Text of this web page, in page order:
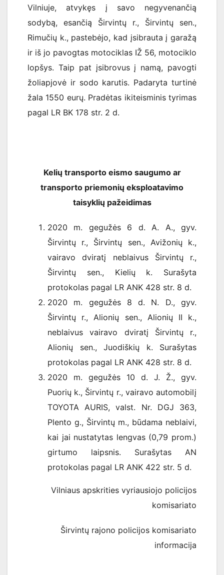
Vilniuje, atvykęs į savo negyvenančią
sodybą, esančią Širvintų r., Širvintų sen.,
Rimučių k., pastebėjo, kad įsibrauta į garažą
ir iš jo pavogtas motociklas IŽ 56, motociklo
lopšys. Taip pat įsibrovus į namą, pavogti
žoliapjovė ir sodo karutis. Padaryta turtinė
žala 1550 eurų. Pradėtas ikiteisminis tyrimas
pagal LR BK 178 str. 2 d.
Kelių transporto eismo saugumo ar
transporto priemonių eksploatavimo
taisyklių pažeidimas
2020 m. gegužės 6 d. A. A., gyv.
Širvintų r., Širvintų sen., Avižonių k.,
vairavo dviratį neblaivus Širvintų r.,
Širvintų sen., Kielių k. Surašyta
protokolas pagal LR ANK 428 str. 8 d.
2020 m. gegužės 8 d. N. D., gyv.
Širvintų r., Alionių sen., Alionių II k.,
neblaivus vairavo dviratį Širvintų r.,
Alionių sen., Juodiškių k. Surašytas
protokolas pagal LR ANK 428 str. 8 d.
2020 m. gegužės 10 d. J. Ž., gyv.
Puorių k., Širvintų r., vairavo automobilį
TOYOTA AURIS, valst. Nr. DGJ 363,
Plento g., Širvintų m., būdama neblaivi,
kai jai nustatytas lengvas (0,79 prom.)
girtumo laipsnis. Surašytas AN
protokolas pagal LR ANK 422 str. 5 d.
Vilniaus apskrities vyriausiojo policijos
komisariato
Širvintų rajono policijos komisariato
informacija